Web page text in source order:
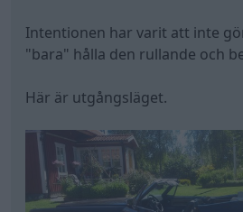
Intentionen har varit att inte
"bara" hålla den rullande och
Här är utgångsläget.